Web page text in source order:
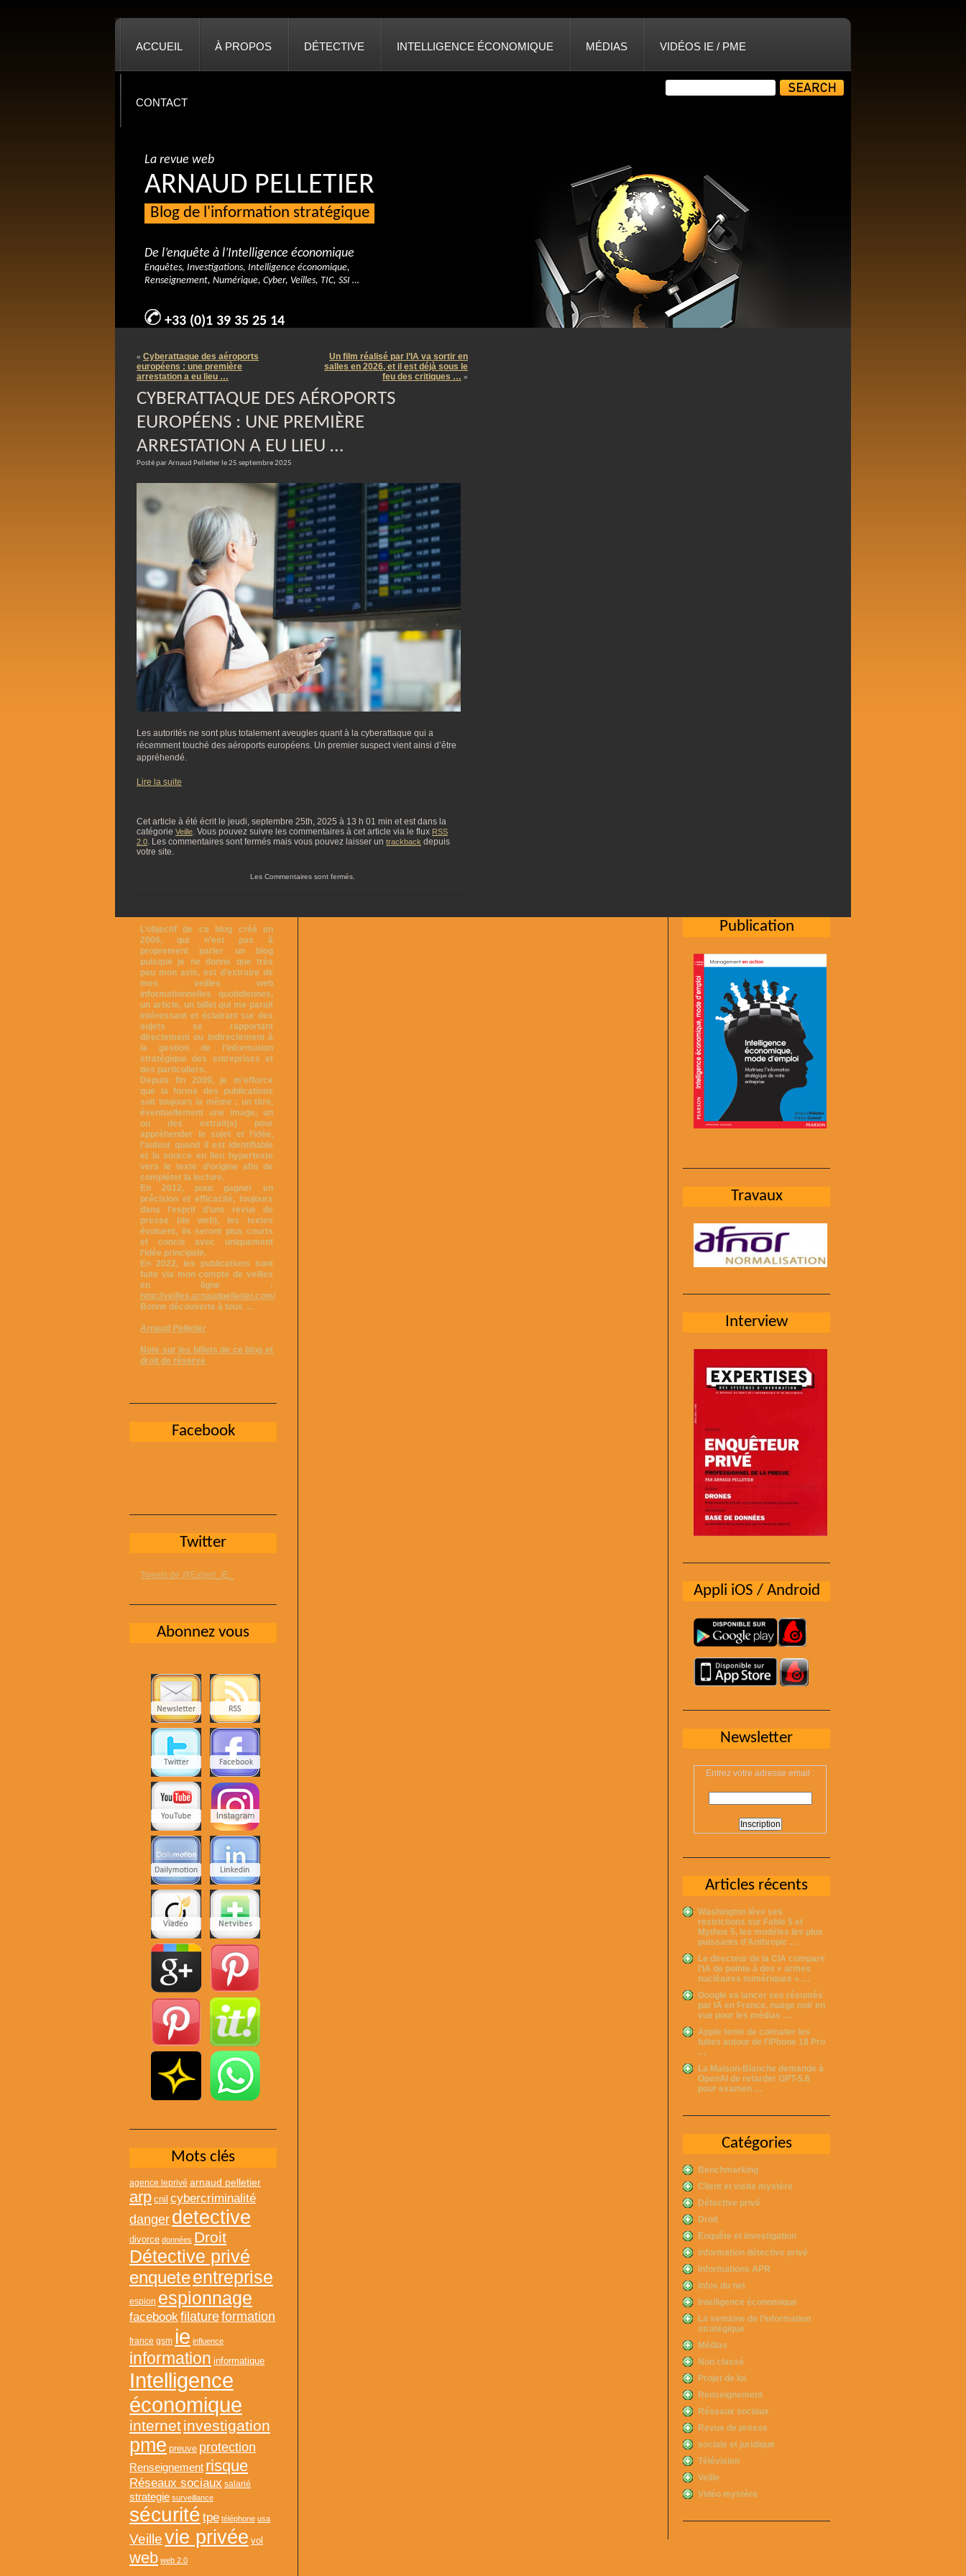
ACCUEIL À PROPOS DÉTECTIVE INTELLIGENCE ÉCONOMIQUE MÉDIAS VIDÉOS IE / PME
CONTACT
La revue web
ARNAUD PELLETIER
Blog de l'information stratégique
De l’enquête à l’Intelligence économique
Enquêtes, Investigations, Intelligence économique,
Renseignement, Numérique, Cyber, Veilles, TIC, SSI …
+33 (0)1 39 35 25 14
« Cyberattaque des aéroports
européens : une première
arrestation a eu lieu …
Un film réalisé par l’IA va sortir en
salles en 2026, et il est déjà sous le
feu des critiques … »
CYBERATTAQUE DES AÉROPORTS
EUROPÉENS : UNE PREMIÈRE
ARRESTATION A EU LIEU …
Posté par Arnaud Pelletier le 25 septembre 2025
Les autorités ne sont plus totalement aveugles quant à la cyberattaque qui a
récemment touché des aéroports européens. Un premier suspect vient ainsi d’être
appréhendé.
Lire la suite
Cet article à été écrit le jeudi, septembre 25th, 2025 à 13 h 01 min et est dans la
catégorie Veille . Vous pouvez suivre les commentaires à cet article via le flux RSS
2.0 . Les commentaires sont fermés mais vous pouvez laisser un trackback depuis
votre site.
Les Commentaires sont fermés.
Publication
Travaux
Interview
Appli iOS / Android
Newsletter
Entrez votre adresse email :
Articles récents
Washington lève ses
restrictions sur Fable 5 et
Mythos 5, les modèles les plus
puissants d’Anthropic …
Le directeur de la CIA compare
l’IA de pointe à des « armes
nucléaires numériques » …
Google va lancer ses résumés
par IA en France, nuage noir en
vue pour les médias …
Apple tente de colmater les
fuites autour de l’iPhone 18 Pro
…
La Maison-Blanche demande à
OpenAI de retarder GPT-5.6
pour examen …
Catégories
Benchmarking
Client et visite mystère
Détective privé
Droit
Enquête et investigation
information détective privé
Informations APR
Infos du net
Intelligence économique
La semaine de l’information
stratégique
Médias
Non classé
Projet de loi
Renseignement
Réseaux sociaux
Revue de presse
sociale et juridique
Télévision
Veille
Vidéo mystère
L’objectif de ce blog créé en
2006, qui n’est pas à
proprement parler un blog
puisque je ne donne que très
peu mon avis, est d’extraire de
mes veilles web
informationnelles quotidiennes,
un article, un billet qui me parait
intéressant et éclairant sur des
sujets se rapportant
directement ou indirectement à
la gestion de l’information
stratégique des entreprises et
des particuliers.
Depuis fin 2009, je m’efforce
que la forme des publications
soit toujours la même ; un titre,
éventuellement une image, un
ou des extrait(s) pour
appréhender le sujet et l’idée,
l’auteur quand il est identifiable
et la source en lien hypertexte
vers le texte d’origine afin de
compléter la lecture.
En 2012, pour gagner en
précision et efficacité, toujours
dans l’esprit d’une revue de
presse (de web), les textes
évoluent, ils seront plus courts
et concis avec uniquement
l’idée principale.
En 2022, les publications sont
faite via mon compte de veilles
en ligne :
http://veilles.arnaudpelletier.com/
Bonne découverte à tous …
Arnaud Pelletier
Note sur les billets de ce blog et
droit de réserve
Facebook
Twitter
Tweets de @Expert_IE_
Abonnez vous
Mots clés
agence leprivé arnaud pelletier
arp cnil cybercriminalité
danger detective
divorce données Droit
Détective privé
enqueteentreprise
espion espionnage
facebook filatureformation
france gsm ie influence
information informatique
Intelligence
économique
internetinvestigation
pme preuve protection
Renseignement risque
Réseaux sociaux salarié
strategie surveillance
sécurité tpe téléphone usa
Veillevie privée vol
web web 2.0